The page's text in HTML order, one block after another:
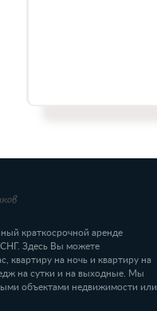
краткосрочной аренде
Здесь Вы можете
квартиру на ночь и квартиру на
на сутки и на выходные. Мы
объектами недвижимости или